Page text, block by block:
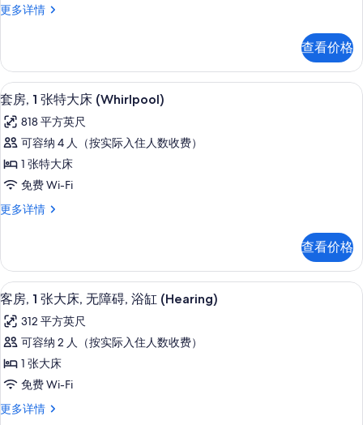
NONSMOKING
有
照
片
更多详情
2
更
多
信
查看价格
显
示
套
房,
1
张
特
床
(Whirlpool)
的
所
有
照
片
Select Comfort 床、客房内保险箱、
12
套房, 1 张特大床 (Whirlpool)
818 平方英尺
可容纳 4 人（按实际入住人数收费）
1 张特大床
免费 Wi-Fi
更多详情
套
特
大
床
更
多
息
查看价格
显
示
客
房,
1
张
大
Select Comfort 床、客房内保险箱、
6
客房, 1 张大床, 无障碍, 浴缸 (Hearing)
312 平方英尺
可容纳 2 人（按实际入住人数收费）
1 张大床
免费 Wi-Fi
更多详情
客